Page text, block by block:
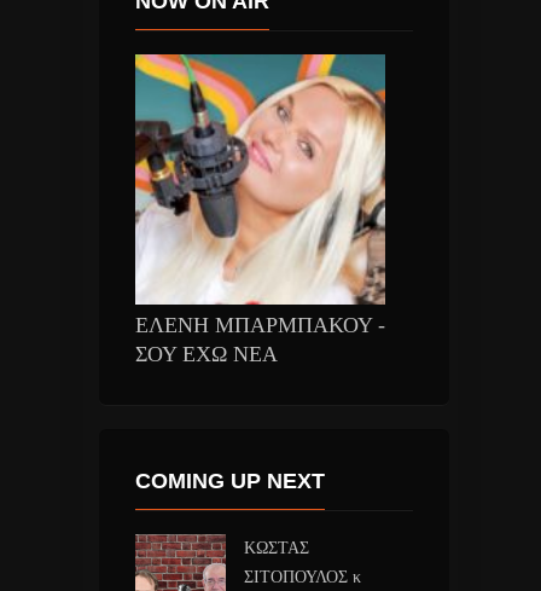
ΕΛΕΝΗ ΜΠΑΡΜΠΑΚΟΥ -
ΣΟΥ ΕΧΩ ΝΕΑ
COMING UP NEXT
ΚΩΣΤΑΣ
ΣΙΤΟΠΟΥΛΟΣ κ